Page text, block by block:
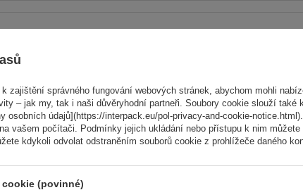
zajištění správného fungování webových stránek, abychom mohli
– jak my, tak i naši důvěryhodní partneři. Soubory cookie slouží
osobních údajů](https://interpack.eu/pol-privacy-and-cookie-
vašem počítači. Podmínky jejich ukládání nebo přístupu k nim
kdykoli odvolat odstraněním souborů cookie z prohlížeče daného
(povinné)